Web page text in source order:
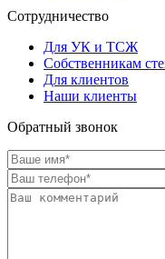
Сотрудничество
Для УК и ТСЖ
Собственникам
Для клиентов
Наши клиенты
Обратный звонок